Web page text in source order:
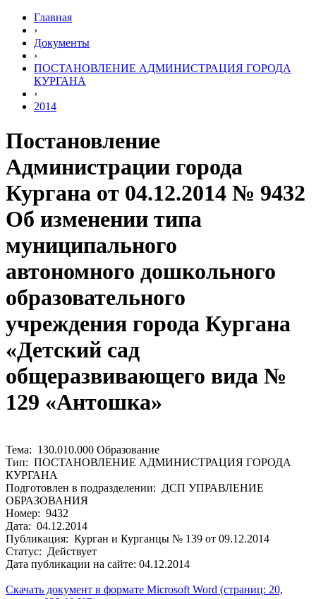
Главная
›
Документы
›
ПОСТАНОВЛЕНИЕ АДМИНИСТРАЦИЯ ГОРОДА
КУРГАНА
›
2014
Постановление
Администрации города
Кургана от 04.12.2014 № 9432
Об изменении типа
муниципального
автономного дошкольного
образовательного
учреждения города Кургана
«Детский сад
общеразвивающего вида №
129 «Антошка»
Тема: 130.010.000 Образование
Тип: ПОСТАНОВЛЕНИЕ АДМИНИСТРАЦИЯ ГОРОДА
КУРГАНА
Подготовлен в подразделении: ДСП УПРАВЛЕНИЕ
ОБРАЗОВАНИЯ
Номер: 9432
Дата: 04.12.2014
Публикация: Курган и Курганцы № 139 от 09.12.2014
Статус: Действует
Дата публикации на сайте: 04.12.2014
Скачать документ в формате Microsoft Word (страниц: 20,